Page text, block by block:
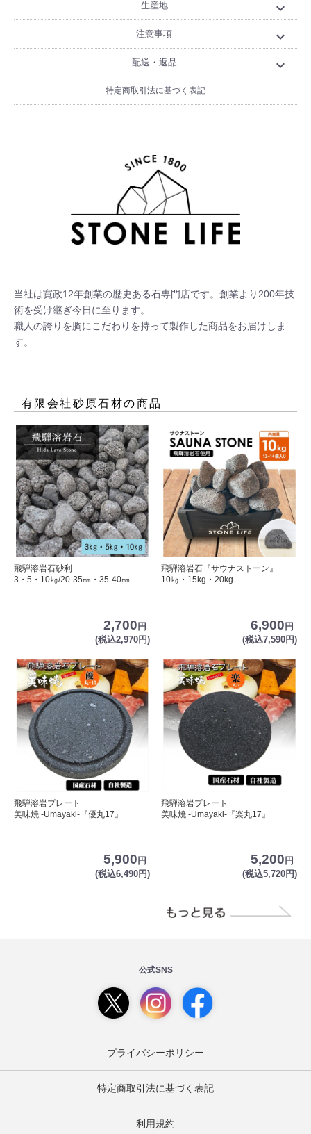
生産地 expand_more
注意事項 expand_more
配送・返品 expand_more
特定商取引法に基づく表記
当社は寛政12年創業の歴史ある石専門店です。創業より200年技
術を受け継ぎ今日に至ります。
職人の誇りを胸にこだわりを持って製作した商品をお届けしま
す。
有限会社砂原石材の商品
飛騨溶岩石砂利
3・5・10㎏/20-35㎜・35-40㎜
2,700円
(税込2,970円)
飛騨溶岩石『サウナストーン』
10㎏・15kg・20kg
6,900円
(税込7,590円)
飛騨溶岩プレート
美味焼 -Umayaki-『優丸17』
5,900 円
(税込6,490円)
飛騨溶岩プレート
美味焼 -Umayaki-『楽丸17』
5,200 円
(税込5,720円)
公式SNS
プライバシーポリシー
特定商取引法に基づく表記
利用規約